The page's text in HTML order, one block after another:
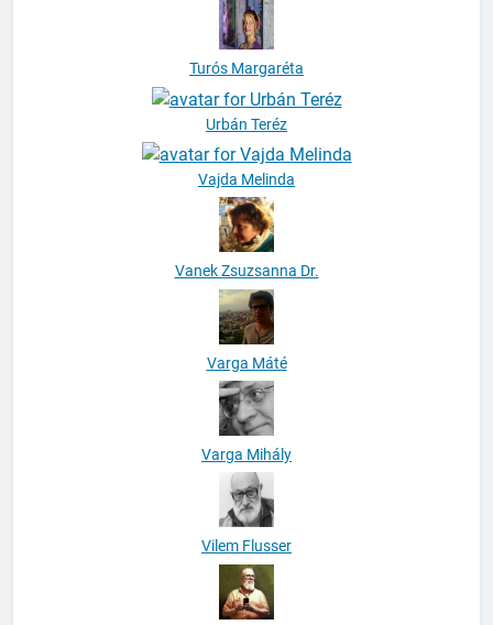
Turós Margaréta
Vanek Zsuzsanna Dr.
Varga Máté
Varga Mihály
Vilem Flusser
Virág Pál